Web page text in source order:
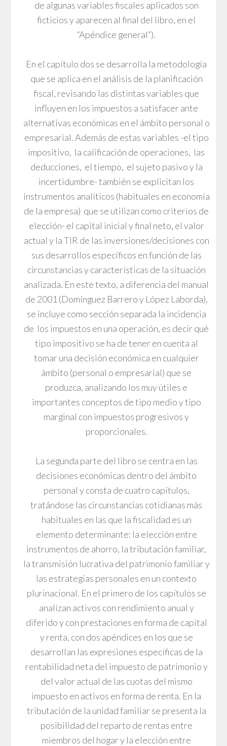
de algunas variables fiscales aplicados son
ficticios y aparecen al final del libro, en el
“Apéndice general”).
En el capítulo dos se desarrolla la metodología
que se aplica en el análisis de la planificación
fiscal, revisando las distintas variables que
influyen en los impuestos a satisfacer ante
alternativas económicas en el ámbito personal o
empresarial. Además de estas variables -el tipo
impositivo, la calificación de operaciones, las
deducciones, el tiempo, el sujeto pasivo y la
incertidumbre- también se explicitan los
instrumentos analíticos (habituales en economía
de la empresa) que se utilizan como criterios de
elección- el capital inicial y final neto, el valor
actual y la TIR de las inversiones/decisiones con
sus desarrollos específicos en función de las
circunstancias y características de la situación
analizada. En este texto, a diferencia del manual
de 2001 (Domínguez Barrero y López Laborda),
se incluye como sección separada la incidencia
de los impuestos en una operación, es decir qué
tipo impositivo se ha de tener en cuenta al
tomar una decisión económica en cualquier
ámbito (personal o empresarial) que se
produzca, analizando los muy útiles e
importantes conceptos de tipo medio y tipo
marginal con impuestos progresivos y
proporcionales.
La segunda parte del libro se centra en las
decisiones económicas dentro del ámbito
personal y consta de cuatro capítulos,
tratándose las circunstancias cotidianas más
habituales en las que la fiscalidad es un
elemento determinante: la elección entre
instrumentos de ahorro, la tributación familiar,
la transmisión lucrativa del patrimonio familiar y
las estrategias personales en un contexto
plurinacional. En el primero de los capítulos se
analizan activos con rendimiento anual y
diferido y con prestaciones en forma de capital
y renta, con dos apéndices en los que se
desarrollan las expresiones específicas de la
rentabilidad neta del impuesto de patrimonio y
del valor actual de las cuotas del mismo
impuesto en activos en forma de renta. En la
tributación de la unidad familiar se presenta la
posibilidad del reparto de rentas entre
miembros del hogar y la elección entre